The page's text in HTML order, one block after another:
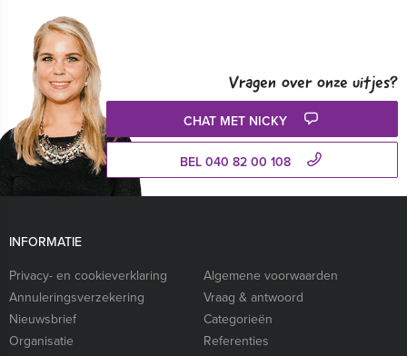
Vragen over onze uitjes?
CHAT MET NICKY
BEL 040 82 00 108
INFORMATIE
Privacy- en cookieverklaring
Algemene voorwaarden
Annuleringsverzekering
Vraag & antwoord
Nieuwsbrief
Categorieën
Organisatie
Referenties